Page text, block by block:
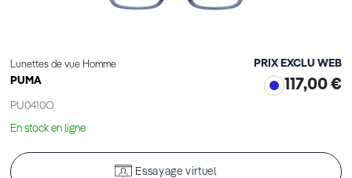
Lunettes de vue Homme
PUMA
PU0410O
PRIX EXCLU WEB
117,00 €
En stock en ligne
Essayage virtuel